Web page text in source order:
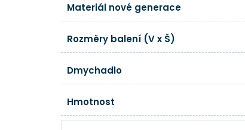
Materiál nové generace
Rozměry balení (V x Š)
Dmychadlo
Hmotnost